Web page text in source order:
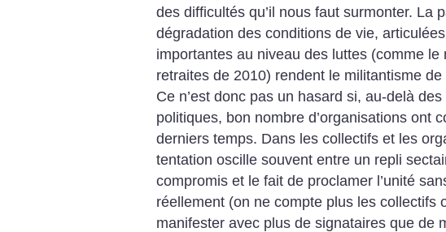
des difficultés qu’il nous faut surmonter. La
dégradation des conditions de vie,
importantes au niveau des luttes (comme le
retraites de 2010) rendent le militantisme
Ce n’est donc pas un hasard si, au-delà
politiques, bon nombre d’organisations ont
derniers temps. Dans les collectifs et les
tentation oscille souvent entre un repli
compromis et le fait de proclamer l’unité
réellement (on ne compte plus les collectifs
manifester avec plus de signataires que de